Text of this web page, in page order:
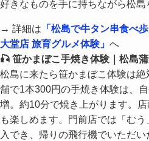
好きなものを手に持ちながら松島
→ 詳細は 「松島で牛タン串食べ
大堂店 旅育グルメ体験」 へ
🎣 笹かまぼこ手焼き体験｜松島
松島に来たら笹かまぼこ体験は
舗で1本300円の手焼き体験は、
増。約10分で焼き上がります。
も楽しめます。門前店では「む
入でき、帰りの飛行機でいただい